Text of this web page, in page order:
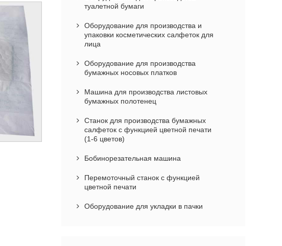
туалетной бумаги
Оборудование для производства и
упаковки косметических салфеток для
лица
Оборудование для производства
бумажных носовых платков
Машина для производства листовых
бумажных полотенец
Станок для производства бумажных
салфеток с функцией цветной печати
(1-6 цветов)
Бобинорезательная машина
Перемоточный станок с функцией
цветной печати
Оборудование для укладки в пачки